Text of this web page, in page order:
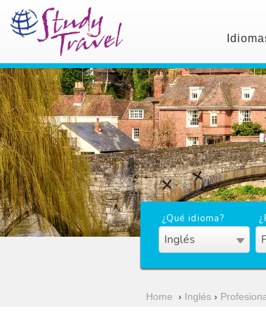
¿Qué idioma?
Inglés
Home › Inglés›